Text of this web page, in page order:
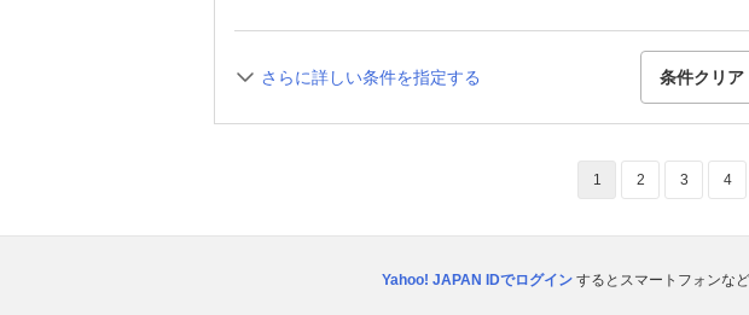
さらに詳しい条件を指定する 条件クリア
1 2 3 4
Yahoo! JAPAN IDでログインするとスマートフォンな